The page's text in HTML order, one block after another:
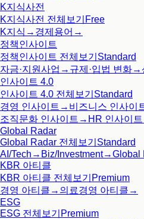
K지식사전
K지식사전 전체보기 Free
K지식 → 경제용어 →
정책인사이트
정책인사이트 전체보기 Standard
자금·지원사업 → 규제·입법 변화→
인사이트 4.0
인사이트 4.0 전체보기 Standard
경영 인사이트 → 비즈니스 인사이
조직문화 인사이트 → HR 인사이트
Global Radar
Global Radar 전체보기 Standard
AI/Tech → Biz/Investment→Global
KBR 아티클
KBR 아티클 전체보기 Premium
경영 아티클 → 의료경영 아티클 →
ESG
ESG 전체보기 Premium